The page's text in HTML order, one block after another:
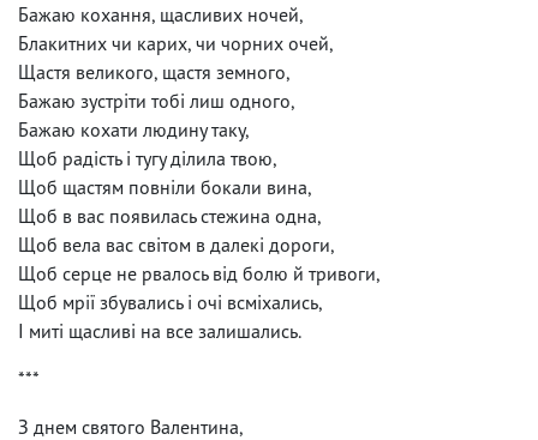
Бажаю кохання, щасливих ночей,
Блакитних чи карих, чи чорних очей,
Щастя великого, щастя земного,
Бажаю зустріти тобі лиш одного,
Бажаю кохати людину таку,
Щоб радість і тугу ділила твою,
Щоб щастям повніли бокали вина,
Щоб в вас появилась стежина одна,
Щоб вела вас світом в далекі дороги,
Щоб серце не рвалось від болю й тривоги,
Щоб мрії збувались і очі всміхались,
І миті щасливі на все залишались.
***
З днем святого Валентина,